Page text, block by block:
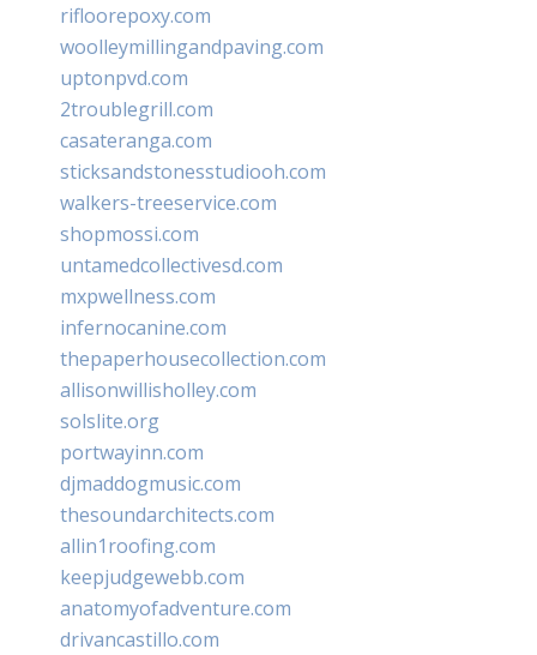
rifloorepoxy.com
woolleymillingandpaving.com
uptonpvd.com
2troublegrill.com
casateranga.com
sticksandstonesstudiooh.com
walkers-treeservice.com
shopmossi.com
untamedcollectivesd.com
mxpwellness.com
infernocanine.com
thepaperhousecollection.com
allisonwillisholley.com
solslite.org
portwayinn.com
djmaddogmusic.com
thesoundarchitects.com
allin1roofing.com
keepjudgewebb.com
anatomyofadventure.com
drivancastillo.com